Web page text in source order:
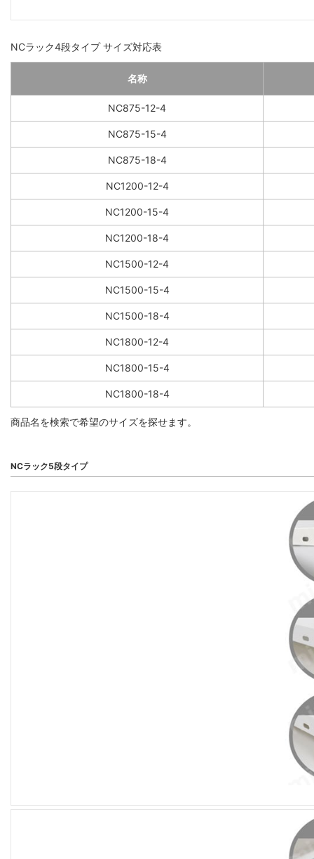
NCラック4段タイプ サイズ対応表
名称
NC875-12-4
NC875-15-4
NC875-18-4
NC1200-12-4
NC1200-15-4
NC1200-18-4
NC1500-12-4
NC1500-15-4
NC1500-18-4
NC1800-12-4
NC1800-15-4
NC1800-18-4
商品名を検索で希望のサイズを探せます。
NCラック5段タイプ